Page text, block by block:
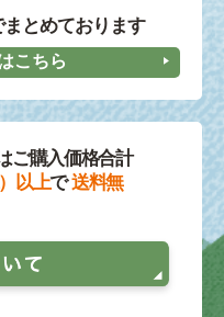
とめております
こちら
ご購入価格合計
以上で送料無